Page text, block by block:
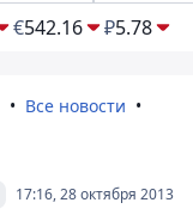
€542.16 ₽5.78
Все новости
17:16, 28 октября 2013